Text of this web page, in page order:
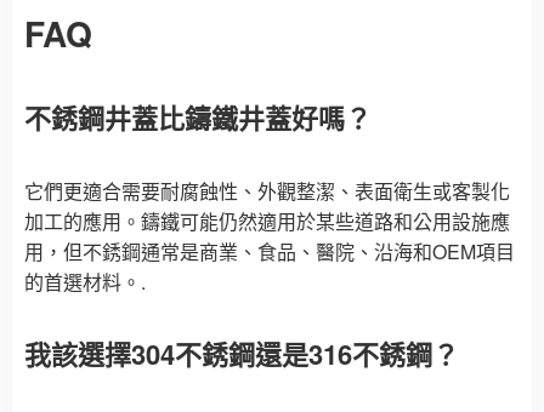
FAQ
不銹鋼井蓋比鑄鐵井蓋好嗎？
它們更適合需要耐腐蝕性、外觀整潔、表面衛生或客製化
加工的應用。鑄鐵可能仍然適用於某些道路和公用設施應
用，但不銹鋼通常是商業、食品、醫院、沿海和OEM項目
的首選材料。.
我該選擇304不銹鋼還是316不銹鋼？